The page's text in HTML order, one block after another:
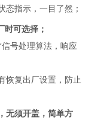
指示，一目了然；
可选择；
号处理算法，响应
恢复出厂设置，防止
无须开盖，简单方